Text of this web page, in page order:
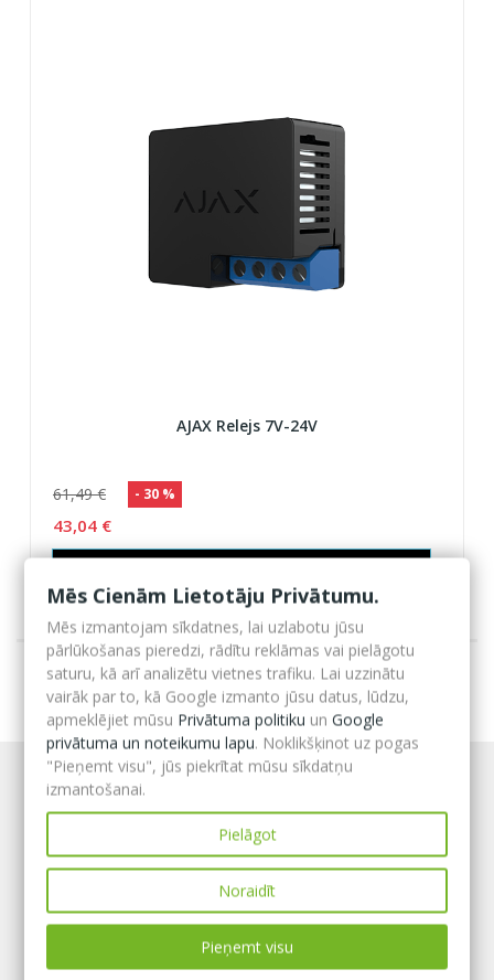
AJAX Relejs 7V-24V
61,49 € - 30 %
43,04 €
Mēs Cienām Lietotāju Privātumu.
Mēs izmantojam sīkdatnes, lai uzlabotu jūsu
pārlūkošanas pieredzi, rādītu reklāmas vai pielāgotu
saturu, kā arī analizētu vietnes trafiku. Lai uzzinātu
vairāk par to, kā Google izmanto jūsu datus, lūdzu,
apmeklējiet mūsu Privātuma politiku unGoogle
privātuma un noteikumu lapu. Noklikšķinot uz pogas
"Pieņemt visu", jūs piekrītat mūsu sīkdatņu
izmantošanai.
Pielāgot
Noraidīt
Pieņemt visu